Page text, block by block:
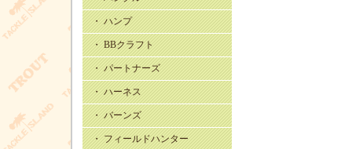
・ ハンプ
・ BBクラフト
・ パートナーズ
・ ハーネス
・ バーンズ
・ フィールドハンター